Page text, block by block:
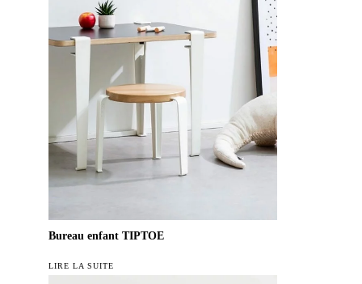
Bureau enfant TIPTOE
LIRE LA SUITE